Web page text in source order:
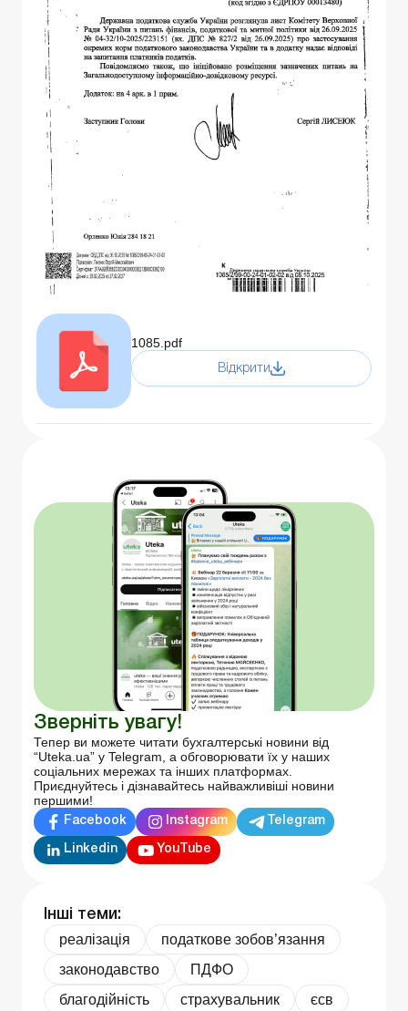
1085.pdf
Відкрити
Зверніть увагу!
Тепер ви можете читати бухгалтерські новини від
“Uteka.ua” у Telegram, а обговорювати їх у наших
соціальних мережах та інших платформах.
Приєднуйтесь і дізнавайтесь найважливіші новини
першими!
Facebook Instagram Telegram
Linkedin YouTube
Інші теми:
реалізація
податкове зобов’язання
законодавство
ПДФО
благодійність
страхувальник
єсв